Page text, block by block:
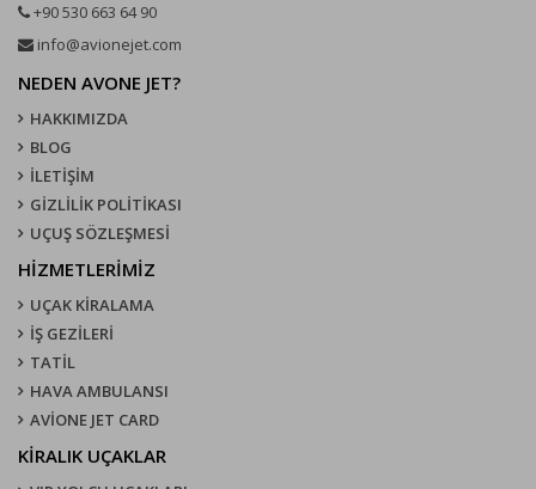
+90 530 663 64 90
info@avionejet.com
NEDEN AVONE JET?
HAKKIMIZDA
BLOG
İLETİŞİM
GİZLİLİK POLİTİKASI
UÇUŞ SÖZLEŞMESI
HİZMETLERİMİZ
UÇAK KIRALAMA
İŞ GEZİLERİ
TATİL
HAVA AMBULANSI
AVİONE JET CARD
KIRALIK UÇAKLAR